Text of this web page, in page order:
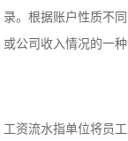
录。根据账户性质不
或公司收入情况的一
工资流水指单位将员